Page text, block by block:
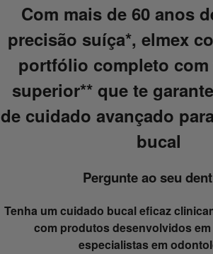
Com mais de 60 anos
precisão suíça*, elmex
portfólio completo
superior**que te
de cuidado avançado
bucal
Pergunte ao seu
Tenha um cuidado bucal eficaz
com produtos desenvolvidos
especialistas em